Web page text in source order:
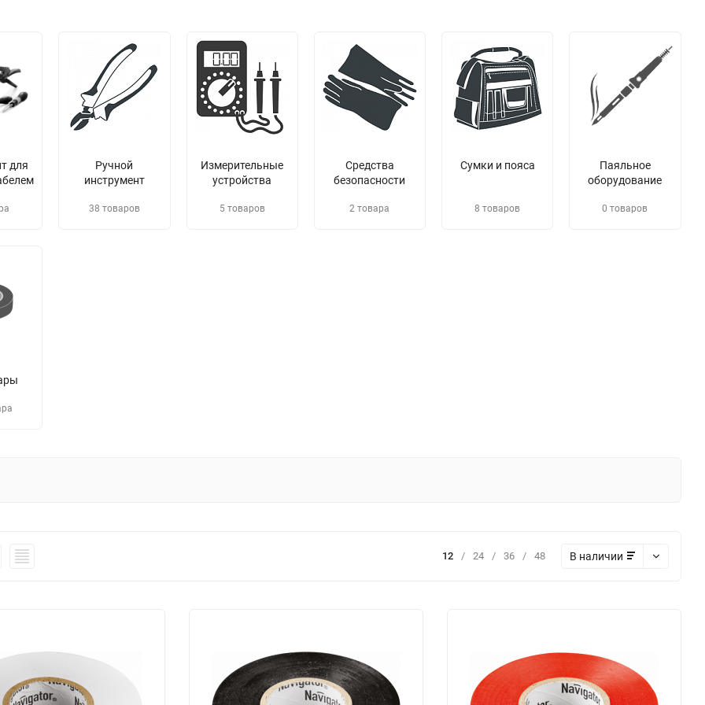
для
Ручной
инструмент
38 товаров
Измерительные
устройства
5 товаров
Средства
безопасности
2 товара
Сумки и пояса
8 товаров
Паяльное
оборудование
0 товаров
12 / 24 / 36 / 48 В наличии